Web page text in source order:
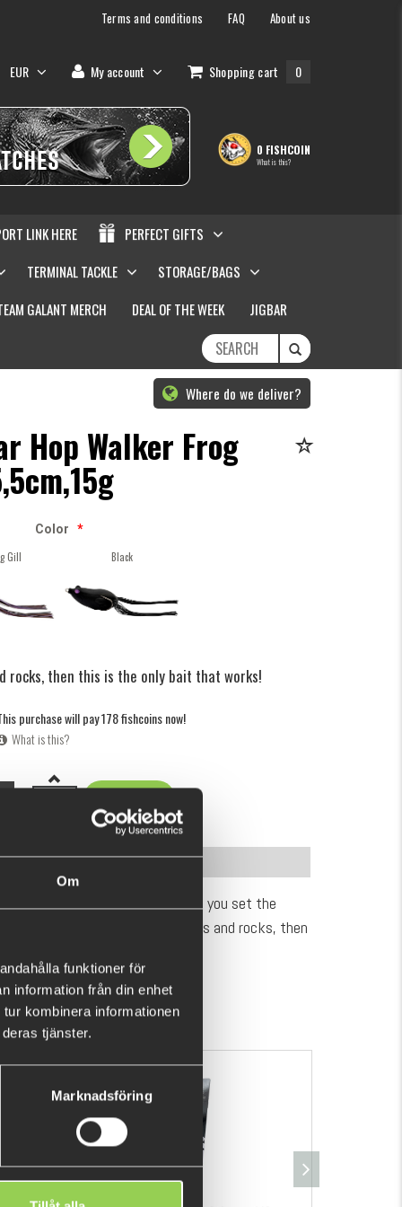
Om
funktioner för
information från din enhet
kombinera informationen
tjänster.
Marknadsföring
Terms and conditions FAQ About us
EUR My account Shopping cart 0
0 FISHCOIN
What is this?
LINK HERE
PERFECT GIFTS
TERMINAL TACKLE
STORAGE/BAGS
GALANT MERCH DEAL OF THE WEEK
JIGBAR
Where do we deliver?
Hop Walker Frog
Color
*
Gill
Black
rocks, then this is the only bait that works!
purchase will pay 178 fishcoins now!
What is this?
BUY
OK
INFORMATION
cover, and sticks em’ when you set the
be desired. Fishing among reeds and rocks, then